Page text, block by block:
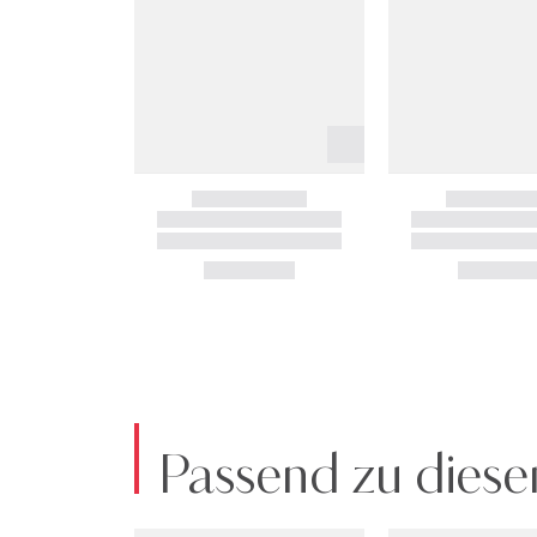
Sorbate, Phenoxyethanol, Sodium
May Contain [+/- : Titanium Dioxide (CI 77891), Iron
* La Prairie’s ECC / Patent EP 3062763
WARNHINWEIS: Nur zur äußeren Anwendung
Passend zu